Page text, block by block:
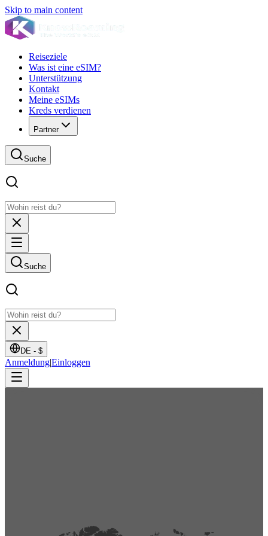
Skip to main content
Reiseziele
Was ist eine eSIM?
Unterstützung
Kontakt
Meine eSIMs
Kreds verdienen
Partner
Suche
Suche
DE - $
Anmeldung|Einloggen